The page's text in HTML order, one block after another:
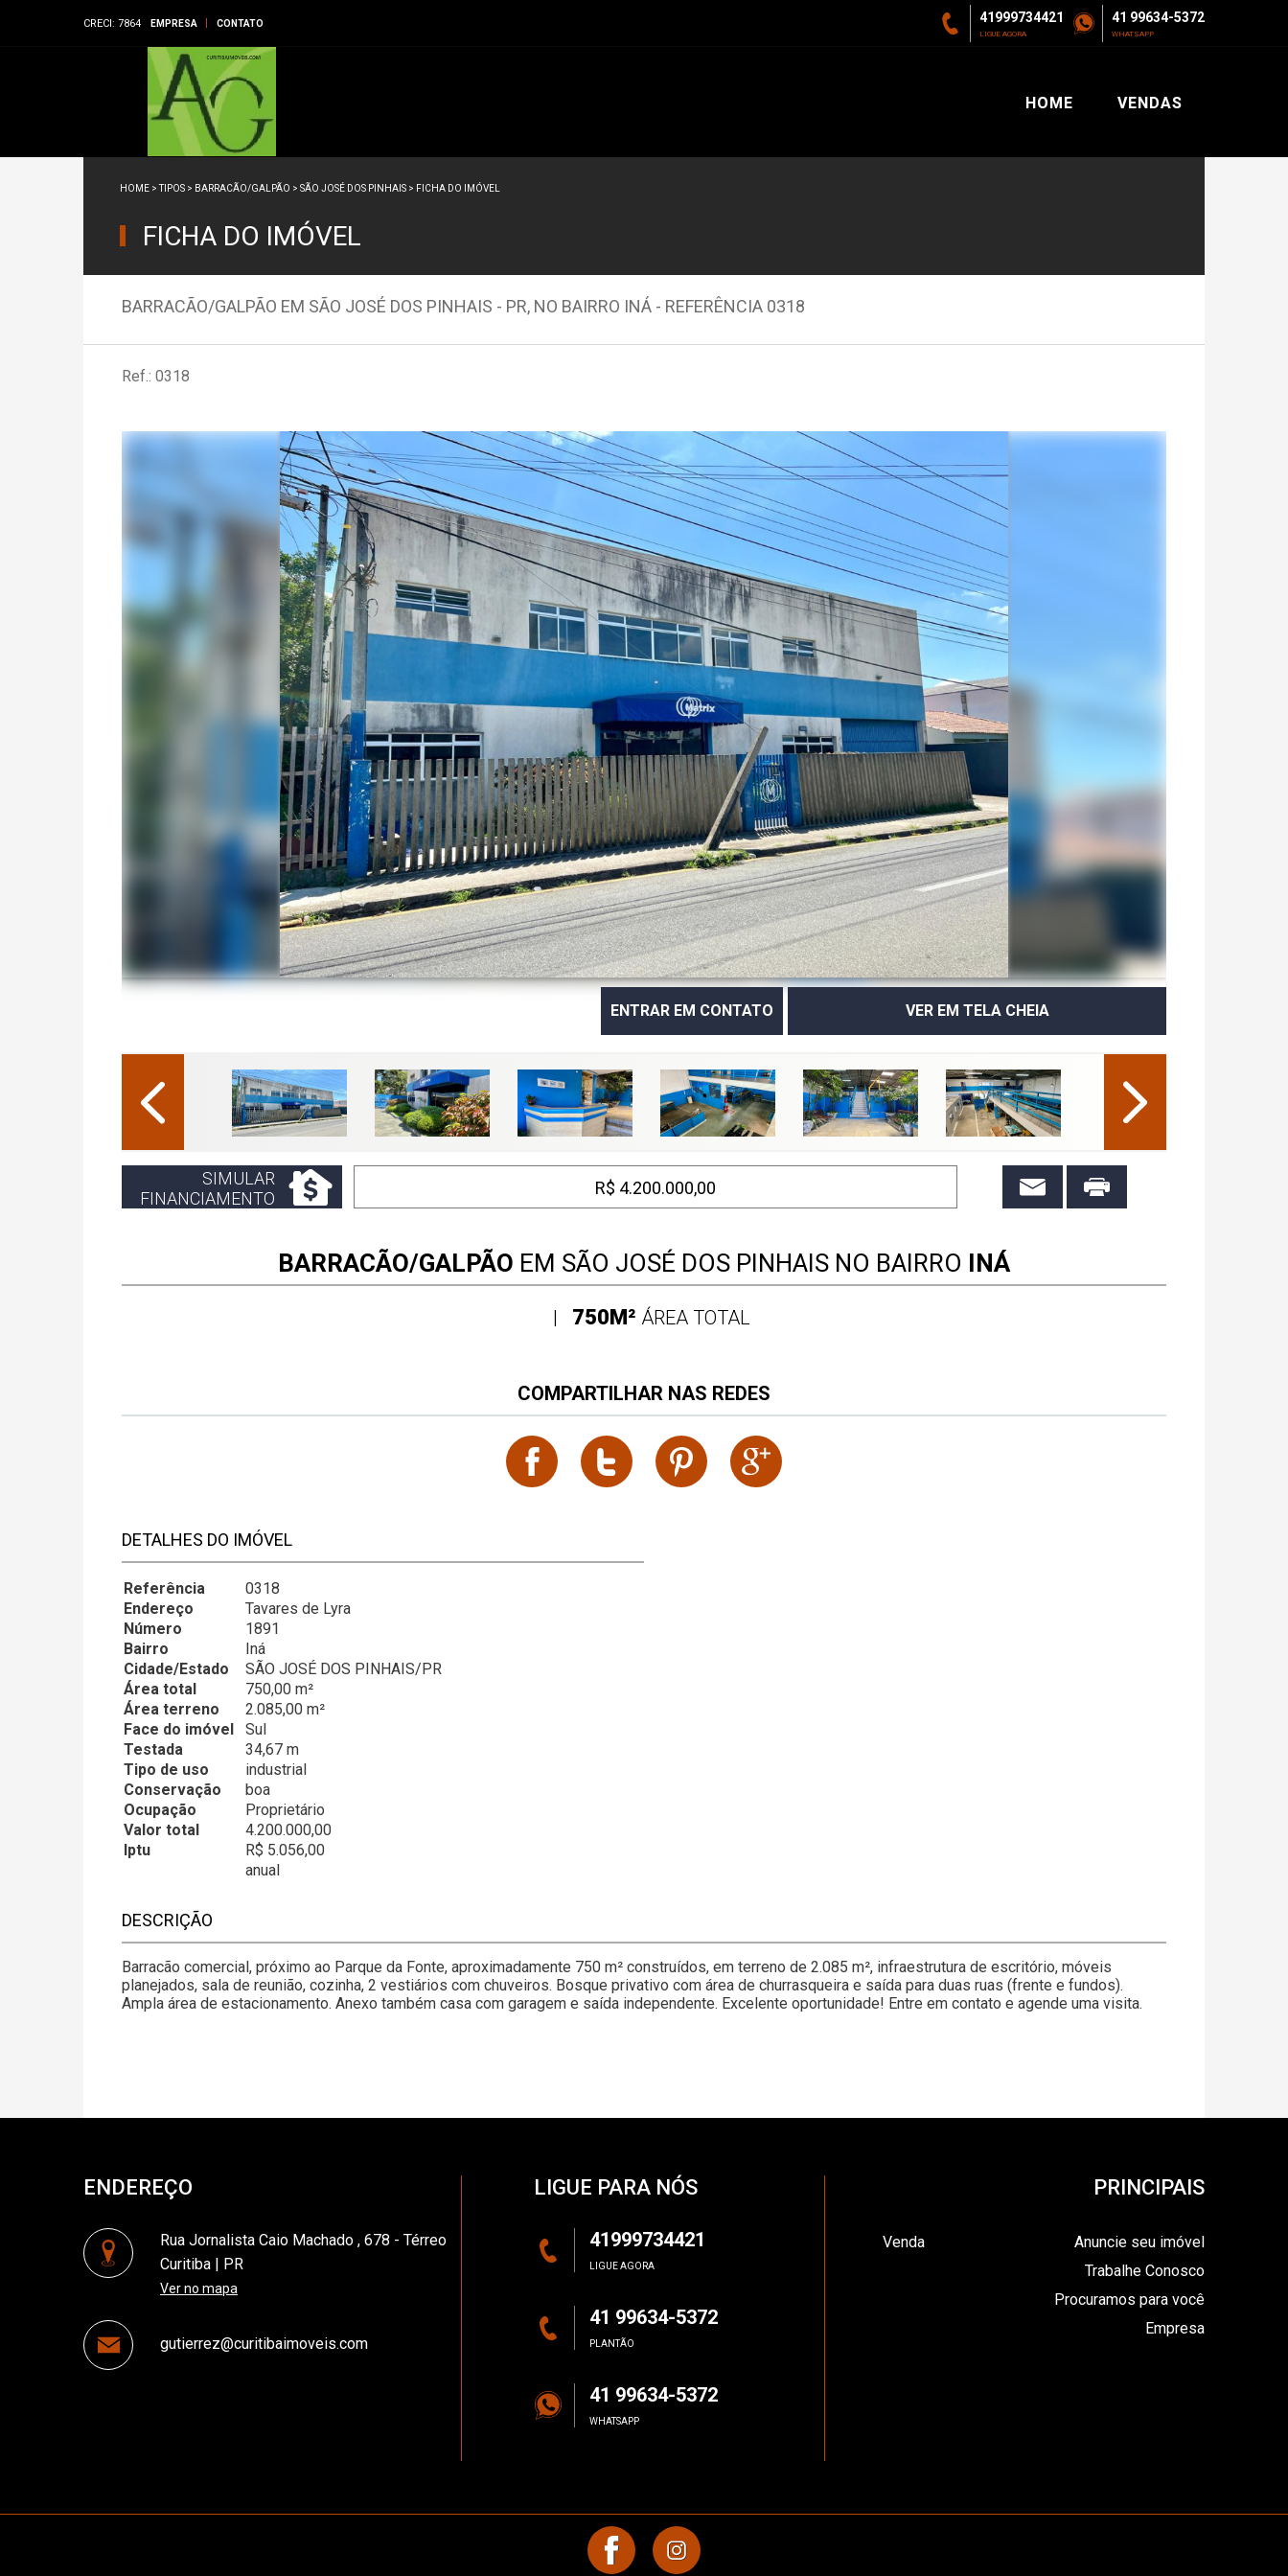
CRECI: 7864 EMPRESA CONTATO 41999734421
LIGUE AGORA
41 99634-5372
WHATSAPP
HOME VENDAS
HOME >TIPOS > BARRACÃO/GALPÃO > SÃO JOSÉ DOS PINHAIS > FICHA DO IMÓVEL
FICHA DO IMÓVEL
BARRACÃO/GALPÃO EM SÃO JOSÉ DOS PINHAIS - PR, NO BAIRRO INÁ - REFERÊNCIA 0318
Ref.: 0318
SIMULAR
FINANCIAMENTO
ENTRAR EM CONTATO VER EM TELA CHEIA
R$ 4.200.000,00
BARRACÃO/GALPÃO EM SÃO JOSÉ DOS PINHAIS NO BAIRRO INÁ
| 750M² ÁREA TOTAL
COMPARTILHAR NAS REDES
DETALHES DO IMÓVEL
Referência
0318
Endereço
Tavares de Lyra
Número
1891
Bairro
Iná
Cidade/Estado
SÃO JOSÉ DOS PINHAIS/PR
Área total
750,00 m²
Área terreno
2.085,00 m²
Face do imóvel
Sul
Testada
34,67 m
Tipo de uso
industrial
Conservação
boa
Ocupação
Proprietário
Valor total
4.200.000,00
Iptu
R$ 5.056,00
anual
DESCRIÇÃO
Barracão comercial, próximo ao Parque da Fonte, aproximadamente 750 m² construídos, em terreno de 2.085 m², infraestrutura de escritório, móveis
planejados, sala de reunião, cozinha, 2 vestiários com chuveiros. Bosque privativo com área de churrasqueira e saída para duas ruas (frente e fundos).
Ampla área de estacionamento. Anexo também casa com garagem e saída independente. Excelente oportunidade! Entre em contato e agende uma visita.
ENDEREÇO
Rua Jornalista Caio Machado , 678 - Térreo
Curitiba | PR
Ver no mapa
gutierrez@curitibaimoveis.com
LIGUE PARA NÓS
41999734421
LIGUE AGORA
41 99634-5372
PLANTÃO
41 99634-5372
WHATSAPP
PRINCIPAIS
Venda
Anuncie seu imóvel
Trabalhe Conosco
Procuramos para você
Empresa